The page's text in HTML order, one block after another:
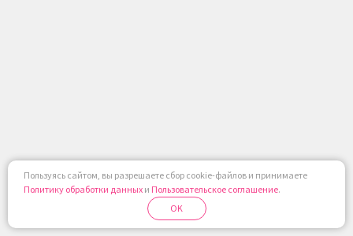
Пользуясь сайтом, вы разрешаете сбор cookie-файлов и принимаете
Политику обработки данных и Пользовательское соглашение.
OK